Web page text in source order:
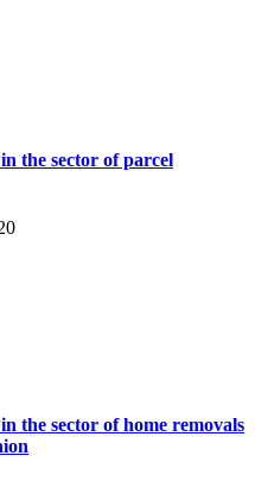
the sector of parcel
the sector of home removals